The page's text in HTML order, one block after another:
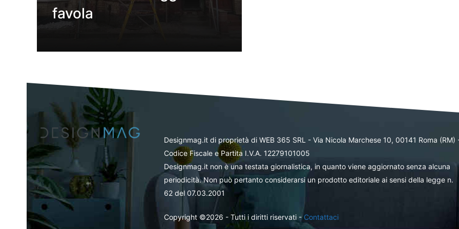
favola
Designmag.it di proprietà di WEB 365 SRL - Via Nicola Marchese 10, 00141 Roma (RM)
Codice Fiscale e Partita I.V.A. 12279101005
Designmag.it non è una testata giornalistica, in quanto viene aggiornato senza alcuna
periodicità. Non può pertanto considerarsi un prodotto editoriale ai sensi della legge n.
62 del 07.03.2001
Copyright ©2026 - Tutti i diritti riservati -Contattaci